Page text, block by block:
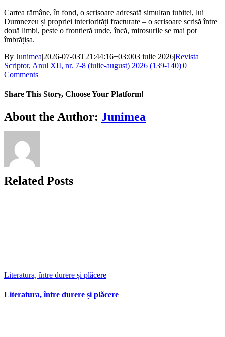
Cartea rămâne, în fond, o scrisoare adresată simultan iubitei, lui
Dumnezeu și propriei interiorități fracturate – o scrisoare scrisă între
două limbi, peste o frontieră unde, încă, mirosurile se mai pot
îmbrățișa.
By Junimea|2026-07-03T21:44:16+03:003 iulie 2026|Revista
Scriptor, Anul XII, nr. 7-8 (iulie-august) 2026 (139-140)|0
Comments
Share This Story, Choose Your Platform!
Facebook
X
Bluesky
Reddit
LinkedIn
WhatsApp
Telegram
Tumblr
Xing
Email
Copy
Link
About the Author: Junimea
Related Posts
Literatura, între durere și plăcere
Literatura, între durere și plăcere